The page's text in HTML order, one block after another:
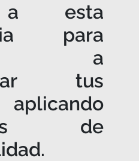
a esta
para
a
tus
de